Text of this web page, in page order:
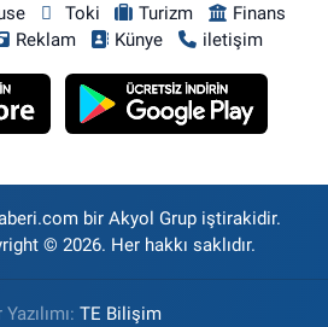
Toki Turizm
Finans
Reklam Künye iletişim
bir Akyol Grup iştirakidir.
© 2026. Her hakkı saklıdır.
TE Bilişim